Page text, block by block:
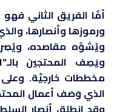
أمَّا الفريق الثاني
ورموزها وأنصارها،
ويُشوِّه مقاصده،
ويَصِف المحتجين
مخططات خارجيَّة.
الذي وَصَف أعمال